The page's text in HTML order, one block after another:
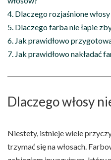
4. Dlaczego rozjaśnione
5. Dlaczego farba nie łapie
6. Jak prawidłowo
7. Jak prawidłowo nakładać
Dlaczego włosy
Niestety, istnieje wiele
trzymać się na włosach.